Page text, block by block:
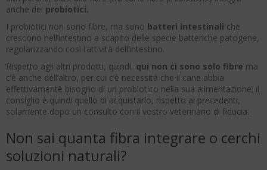
anche dei probiotici.
I probiotici non sono fibre, ma sono batteri intestinali che
crescono nell’intestino a scapito delle specie batteriche patogene,
regolarizzando così l’attività dell’intestino.
Rispetto agli altri prodotti, quindi, qui non ci sono solo fibre ma
c’è anche dell’altro, per cui c’è necessità che il cane abbia
effettivamente bisogno di un probiotico nella sua alimentazione; il
consiglio è quindi quello di acquistarlo, rispetto ai precedenti,
solamente dopo un consulto con il vostro veterinario di fiducia.
Non sai quanta fibra integrare o cerchi
soluzioni naturali?